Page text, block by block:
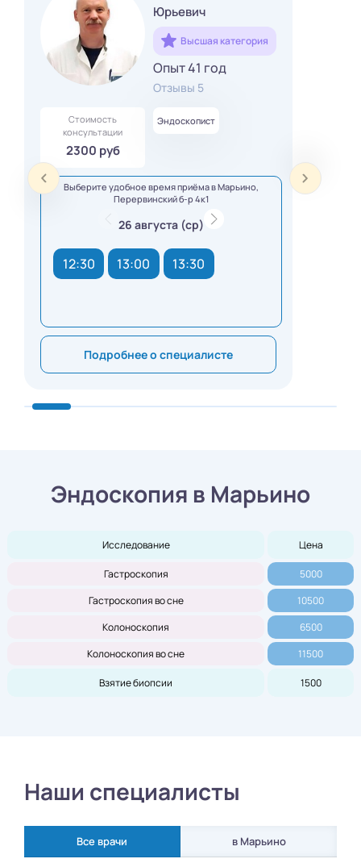
Юрьевич
Высшая категория
Опыт 41 год
Отзывы 5
Стоимость
консультации
2300 руб
Эндоскопист
Выберите удобное время приёма в Марьино,
Перервинский б-р 4к1
26 августа (ср)
12:30 13:00 13:30
Подробнее о специалисте
Эндоскопия в Марьино
Исследование Цена
Гастроскопия
5000
Гастроскопия во сне
10500
Колоноскопия
6500
Колоноскопия во сне
11500
Взятие биопсии 1500
Наши специалисты
Все врачи в Марьино